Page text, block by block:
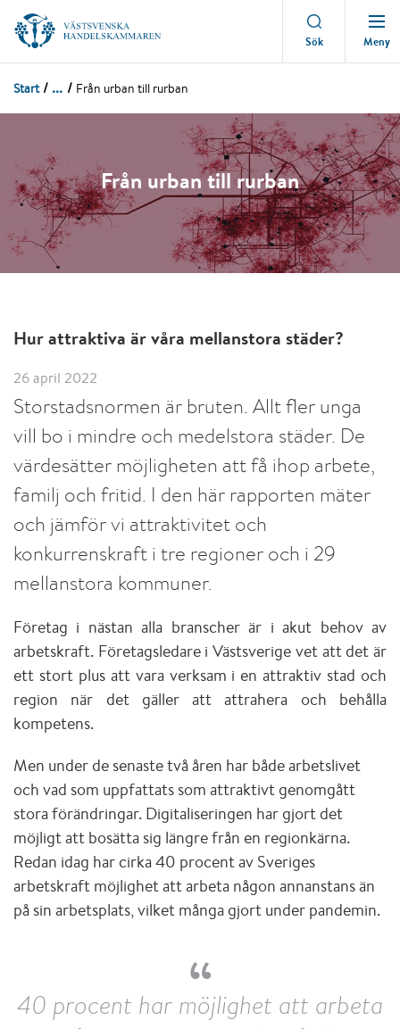
Sök Meny
Start ... Från urban till rurban
Från urban till rurban
Hur attraktiva är våra mellanstora städer?
26 april 2022
Storstadsnormen är bruten. Allt fler unga
vill bo i mindre och medelstora städer. De
värdesätter möjligheten att få ihop arbete,
familj och fritid. I den här rapporten mäter
och jämför vi attraktivitet och
konkurrenskraft i tre regioner och i 29
mellanstora kommuner.
Företag i nästan alla branscher är i akut behov av
arbetskraft. Företagsledare i Västsverige vet att det är
ett stort plus att vara verksam i en attraktiv stad och
region när det gäller att attrahera och behålla
kompetens.
Men under de senaste två åren har både arbetslivet
och vad som uppfattats som attraktivt genomgått
stora förändringar. Digitaliseringen har gjort det
möjligt att bosätta sig längre från en regionkärna.
Redan idag har cirka 40 procent av Sveriges
arbetskraft möjlighet att arbeta någon annanstans än
på sin arbetsplats, vilket många gjort under pandemin.
40 procent har möjlighet att arbeta